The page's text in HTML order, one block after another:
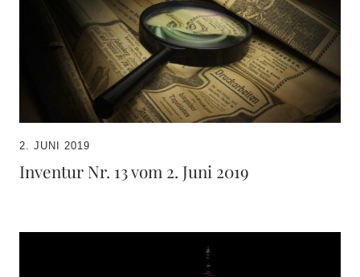
2. JUNI 2019
Inventur Nr. 13 vom 2. Juni 2019